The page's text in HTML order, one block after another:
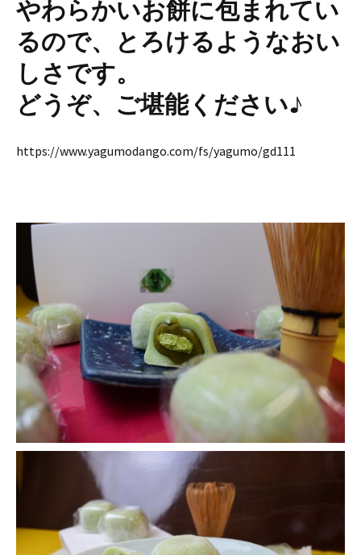
やわらかいお餅に包まれてい
るので、とろけるようなおい
しさです。
どうぞ、ご堪能ください♪
https://www.yagumodango.com/fs/yagumo/gd111